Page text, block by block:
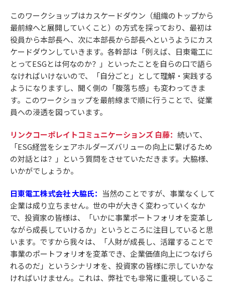
このワークショップはカスケードダウン（組織のトップから
最前線へと展開していくこと）の方式を採っており、最初は
役員から本部長へ、次に本部長から部長へというようにカス
ケードダウンしていきます。各幹部は「例えば、日東電工に
とってESGとは何なのか？」といったことを自らの口で語ら
なければいけないので、「自分ごと」として理解・実践する
ようになりますし、聞く側の「腹落ち感」も変わってきま
す。このワークショップを最前線まで順に行うことで、従業
員への浸透を図っています。
リンクコーポレイトコミュニケーションズ 白藤： 続いて、
「ESG経営をシェアホルダーズバリューの向上に繋げるため
の対話とは？」という質問をさせていただきます。大脇様、
いかがでしょうか。
日東電工株式会社 大脇氏： 当然のことですが、事業なくして
企業は成り立ちません。世の中が大きく変わっていくなか
で、投資家の皆様は、「いかに事業ポートフォリオを変革し
ながら成長していけるか」というところに注目していると思
います。ですから我々は、「人財が成長し、活躍することで
事業のポートフォリオを変革でき、企業価値向上につなげら
れるのだ」というシナリオを、投資家の皆様に示していかな
ければいけません。これは、弊社でも非常に重視しているこ